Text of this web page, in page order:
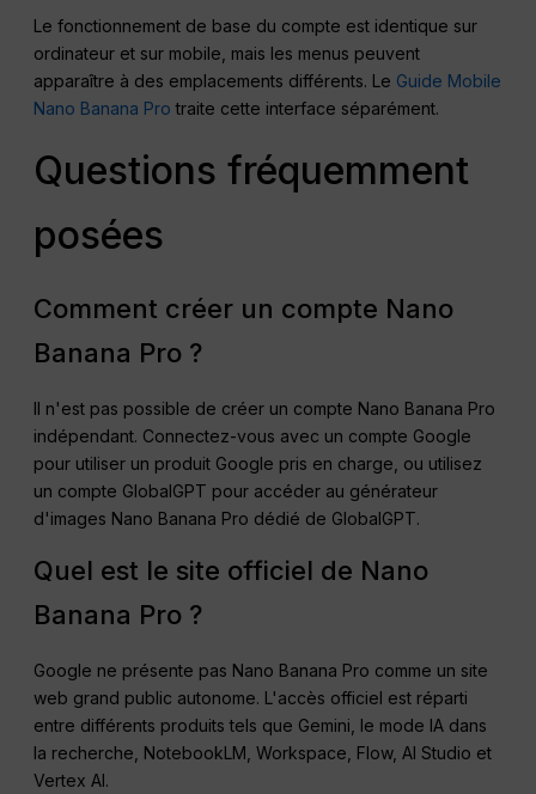
Le fonctionnement de base du compte est identique sur
ordinateur et sur mobile, mais les menus peuvent
apparaître à des emplacements différents. Le Guide Mobile
Nano Banana Pro traite cette interface séparément.
Questions fréquemment
posées
Comment créer un compte Nano
Banana Pro ?
Il n'est pas possible de créer un compte Nano Banana Pro
indépendant. Connectez-vous avec un compte Google
pour utiliser un produit Google pris en charge, ou utilisez
un compte GlobalGPT pour accéder au générateur
d'images Nano Banana Pro dédié de GlobalGPT.
Quel est le site officiel de Nano
Banana Pro ?
Google ne présente pas Nano Banana Pro comme un site
web grand public autonome. L'accès officiel est réparti
entre différents produits tels que Gemini, le mode IA dans
la recherche, NotebookLM, Workspace, Flow, AI Studio et
Vertex AI.